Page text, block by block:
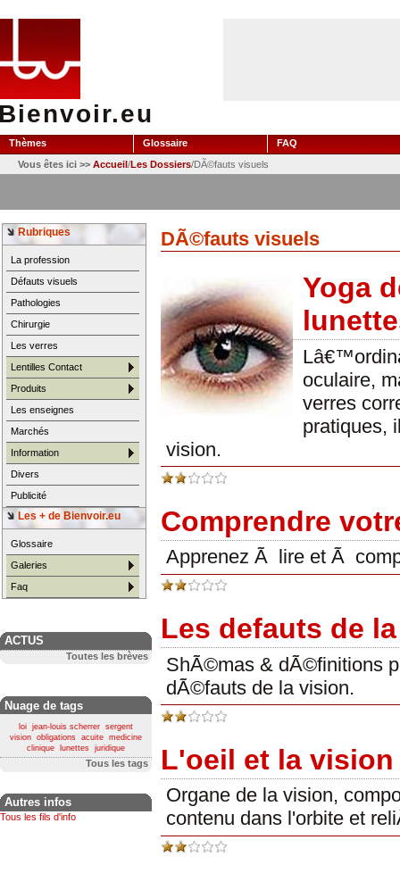
Thèmes Glossaire
FAQ
Vous êtes ici >> Accueil/Les Dossiers/DÃ©fauts visuels
Rubriques
La profession
Défauts visuels
Pathologies
Chirurgie
Les verres
Lentilles Contact
Produits
Les enseignes
Marchés
Information
Divers
Publicité
Les + de Bienvoir.eu
Glossaire
Galeries
Faq
ACTUS
Toutes les brèves
Nuage de tags
loi jean-louis scherrer
sergent
vision
obligations acuite
medicine
clinique
lunettes juridique
Tous les tags
Autres infos
Tous les fils d'info
DÃ©fauts visuels
Yoga
oculaire,
verres
pratiques,
vision.
Comprendre
Apprenez Ã lire et Ã
Les defauts de
ShÃ©mas & dÃ©finitions
dÃ©fauts de la vision.
L'oeil et la vision
Organe de la vision,
contenu dans l'orbite et